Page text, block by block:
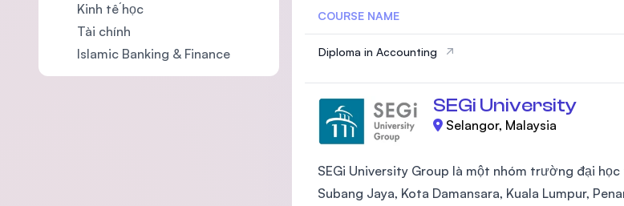
Management and Science
Kinh tế học
Tài chính
Islamic Banking & Finance
COURSE NAME
Diploma in Accounting
SEGi University
Selangor, Malaysia
SEGi University Group là một nhóm trường đại
Subang Jaya, Kota Damansara, Kuala Lumpur,